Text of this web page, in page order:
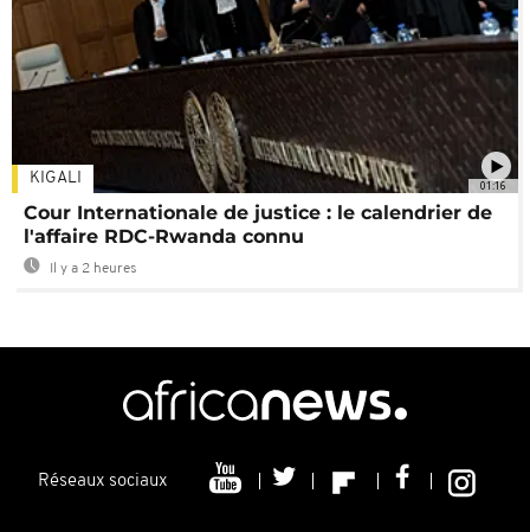
01:16
KIGALI
Cour Internationale de justice : le calendrier de
l'affaire RDC-Rwanda connu
Il y a 2 heures
Réseaux sociaux